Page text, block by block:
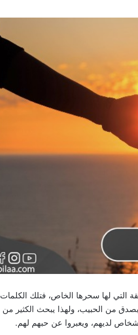
التي لها سحرها الخاص، فتلك الكلمات
من الحبيب، ولهذا يبحث الكثير من
لديهم، ويعبروا عن حبهم لهم.